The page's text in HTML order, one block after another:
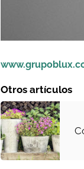
Otros artículos